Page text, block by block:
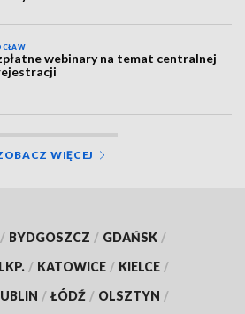
webinary na temat centralnej
WIĘCEJ
/ BYDGOSZCZ / GDAŃSK /
/ KATOWICE / KIELCE /
/ ŁÓDŹ / OLSZTYN /